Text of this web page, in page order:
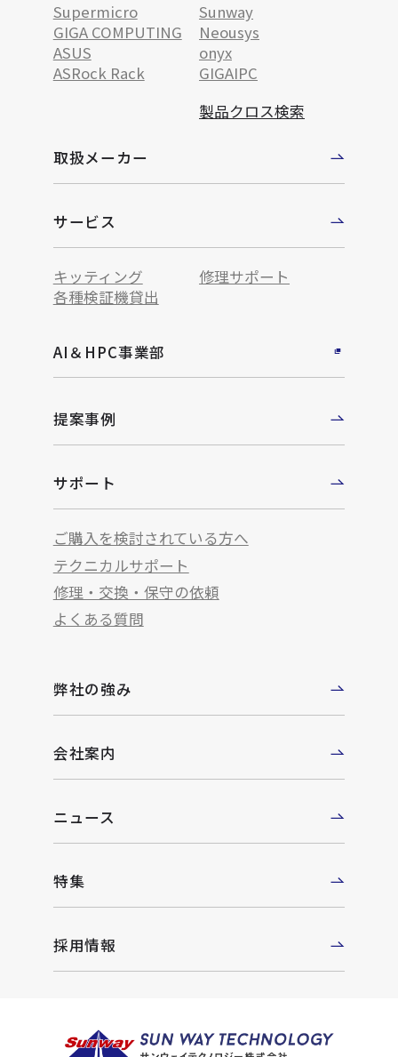
Supermicro
Sunway
GIGA COMPUTING
Neousys
ASUS
onyx
ASRock Rack
GIGAIPC
製品クロス検索
取扱メーカー
サービス
キッティング
修理サポート
各種検証機貸出
AI＆HPC事業部
提案事例
サポート
ご購入を検討されている方へ
テクニカルサポート
修理・交換・保守の依頼
よくある質問
弊社の強み
会社案内
ニュース
特集
採用情報